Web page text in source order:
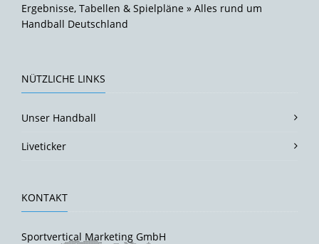
Ergebnisse, Tabellen & Spielpläne » Alles rund um
Handball Deutschland
NÜTZLICHE LINKS
Unser Handball
Liveticker
KONTAKT
Sportvertical Marketing GmbH